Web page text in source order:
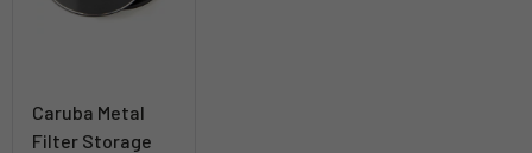
Caruba Metal
Filter Storage